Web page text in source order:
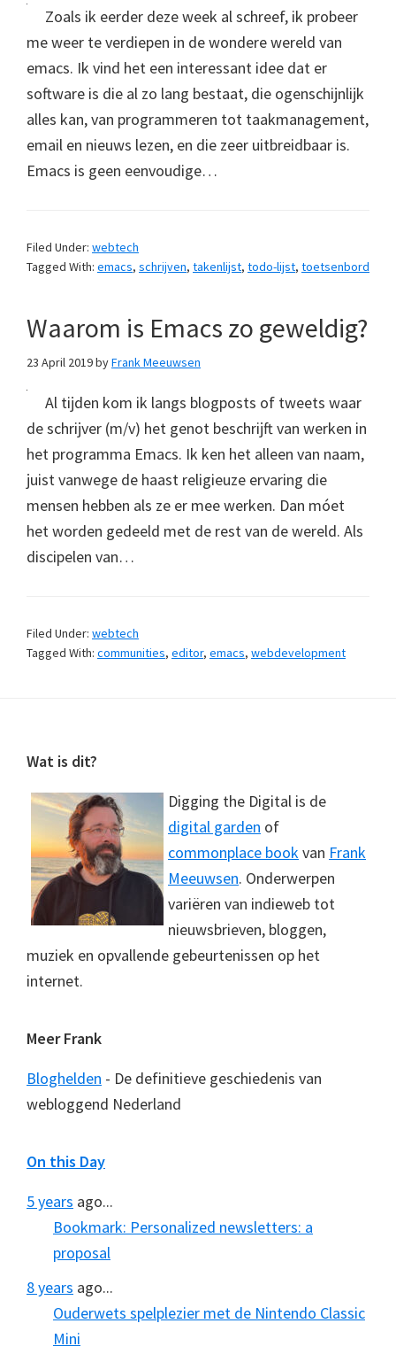
Zoals ik eerder deze week al schreef, ik probeer
me weer te verdiepen in de wondere wereld van
emacs. Ik vind het een interessant idee dat er
software is die al zo lang bestaat, die ogenschijnlijk
alles kan, van programmeren tot taakmanagement,
email en nieuws lezen, en die zeer uitbreidbaar is.
Emacs is geen eenvoudige…
Filed Under: webtech
Tagged With: emacs, schrijven, takenlijst, todo-lijst, toetsenbord
Waarom is Emacs zo geweldig?
23 April 2019byFrank Meeuwsen
Al tijden kom ik langs blogposts of tweets waar
de schrijver (m/v) het genot beschrijft van werken in
het programma Emacs. Ik ken het alleen van naam,
juist vanwege de haast religieuze ervaring die
mensen hebben als ze er mee werken. Dan móet
het worden gedeeld met de rest van de wereld. Als
discipelen van…
Filed Under: webtech
Tagged With: communities, editor, emacs, webdevelopment
Footer
Wat is dit?
Digging the Digital is de
digital garden of
commonplace bookvan Frank
Meeuwsen. Onderwerpen
variëren van indieweb tot
nieuwsbrieven, bloggen,
muziek en opvallende gebeurtenissen op het
internet.
Meer Frank
Bloghelden - De definitieve geschiedenis van
webloggend Nederland
On this Day
5 years ago...
Bookmark: Personalized newsletters: a
proposal
8 years ago...
Ouderwets spelplezier met de Nintendo Classic
Mini